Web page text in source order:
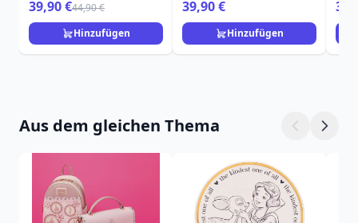
39,90 €44,90 €
Hinzufügen
39,90 €
Hinzufügen
Aus dem gleichen Thema